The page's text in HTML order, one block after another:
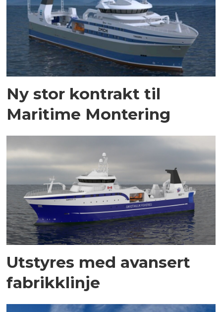
Ny stor kontrakt til
Maritime Montering
Utstyres med avansert
fabrikklinje